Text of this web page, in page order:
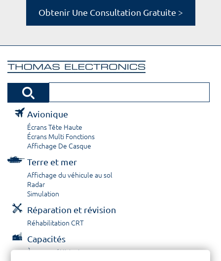
Obtenir Une Consultation Gratuite >
Avionique
Écrans Tête Haute
Écrans Multi Fonctions
Affichage De Casque
Terre et mer
Affichage du véhicule au sol
Radar
Simulation
Réparation et révision
Réhabilitation CRT
Capacités
À propos / Historique